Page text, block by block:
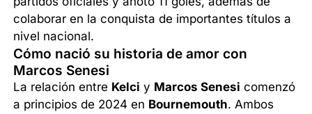
colaborar en la conquista de importantes títulos a
nivel nacional.
Cómo nació su historia de amor con
Marcos Senesi
La relación entre Kelci y Marcos Senesi comenzó
a principios de 2024 en Bournemouth. Ambos